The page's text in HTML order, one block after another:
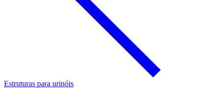
Estruturas para urinóis